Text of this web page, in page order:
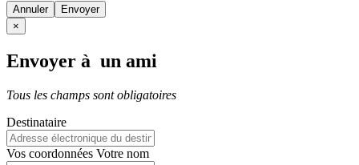
Annuler
×
Envoyer à un ami
Tous les champs sont obligatoires
Destinataire
Vos coordonnées Votre nom